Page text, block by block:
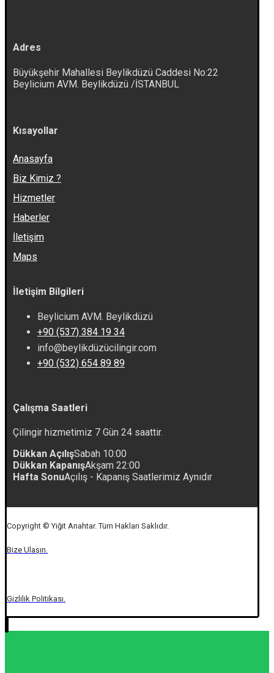
Adres
Büyükşehir Mahallesi Beylikdüzü Caddesi No:22
Beylicium AVM. Beylikdüzü /İSTANBUL
Kısayollar
Anasayfa
Biz Kimiz ?
Hizmetler
Haberler
İletişim
Maps
İletişim Bilgileri
Beylicium AVM. Beylikdüzü
+90 (537) 384 19 34
info@beylikdüzücilingir.com
+90 (532) 654 89 89
Çalışma Saatleri
Çilingir hizmetimiz 7 Gün 24 saattir.
Dükkan AçılışSabah 10:00
Dükkan KapanışAkşam 22:00
Hafta SonuAçılış - Kapanış Saatlerimiz Aynıdır
Copyright © Yiğit Anahtar. Tüm Hakları Saklıdır.
Bize Ulaşın.
Gizlilik Politikası.